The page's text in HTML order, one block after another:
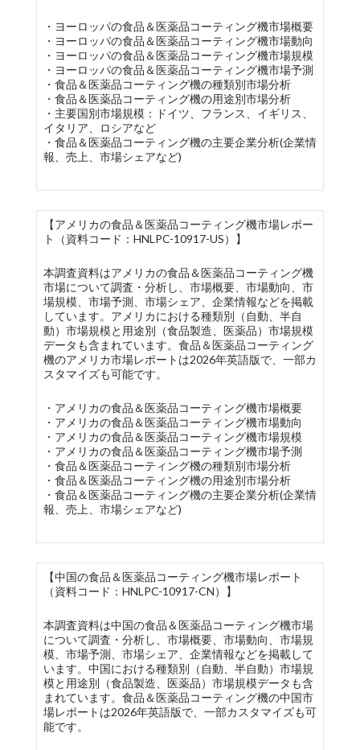
・ヨーロッパの食品＆医薬品コーティング機市場概要
・ヨーロッパの食品＆医薬品コーティング機市場動向
・ヨーロッパの食品＆医薬品コーティング機市場規模
・ヨーロッパの食品＆医薬品コーティング機市場予測
・食品＆医薬品コーティング機の種類別市場分析
・食品＆医薬品コーティング機の用途別市場分析
・主要国別市場規模：ドイツ、フランス、イギリス、
イタリア、ロシアなど
・食品＆医薬品コーティング機の主要企業分析(企業情
報、売上、市場シェアなど)
【アメリカの食品＆医薬品コーティング機市場レポー
ト（資料コード：HNLPC-10917-US）】
本調査資料はアメリカの食品＆医薬品コーティング機
市場について調査・分析し、市場概要、市場動向、市
場規模、市場予測、市場シェア、企業情報などを掲載
しています。アメリカにおける種類別（自動、半自
動）市場規模と用途別（食品製造、医薬品）市場規模
データも含まれています。食品＆医薬品コーティング
機のアメリカ市場レポートは2026年英語版で、一部カ
スタマイズも可能です。
・アメリカの食品＆医薬品コーティング機市場概要
・アメリカの食品＆医薬品コーティング機市場動向
・アメリカの食品＆医薬品コーティング機市場規模
・アメリカの食品＆医薬品コーティング機市場予測
・食品＆医薬品コーティング機の種類別市場分析
・食品＆医薬品コーティング機の用途別市場分析
・食品＆医薬品コーティング機の主要企業分析(企業情
報、売上、市場シェアなど)
【中国の食品＆医薬品コーティング機市場レポート
（資料コード：HNLPC-10917-CN）】
本調査資料は中国の食品＆医薬品コーティング機市場
について調査・分析し、市場概要、市場動向、市場規
模、市場予測、市場シェア、企業情報などを掲載して
います。中国における種類別（自動、半自動）市場規
模と用途別（食品製造、医薬品）市場規模データも含
まれています。食品＆医薬品コーティング機の中国市
場レポートは2026年英語版で、一部カスタマイズも可
能です。